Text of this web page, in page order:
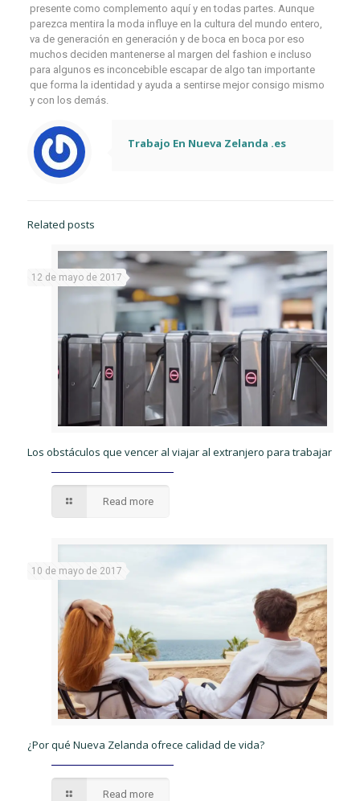
presente como complemento aquí y en todas partes. Aunque
parezca mentira la moda influye en la cultura del mundo entero,
va de generación en generación y de boca en boca por eso
muchos deciden mantenerse al margen del fashion e incluso
para algunos es inconcebible escapar de algo tan importante
que forma la identidad y ayuda a sentirse mejor consigo mismo
y con los demás.
Trabajo En Nueva Zelanda .es
Related posts
12 de mayo de 2017
Los obstáculos que vencer al viajar al extranjero para trabajar
Read more
10 de mayo de 2017
¿Por qué Nueva Zelanda ofrece calidad de vida?
Read more